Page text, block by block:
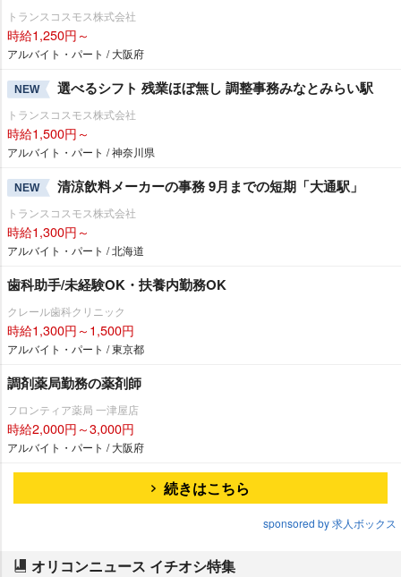
トランスコスモス株式会社
時給1,250円～
アルバイト・パート / 大阪府
NEW 選べるシフト 残業ほぼ無し 調整事務みなとみらい駅
トランスコスモス株式会社
時給1,500円～
アルバイト・パート / 神奈川県
NEW 清涼飲料メーカーの事務 9月までの短期「大通駅」
トランスコスモス株式会社
時給1,300円～
アルバイト・パート / 北海道
歯科助手/未経験OK・扶養内勤務OK
クレール歯科クリニック
時給1,300円～1,500円
アルバイト・パート / 東京都
調剤薬局勤務の薬剤師
フロンティア薬局 一津屋店
時給2,000円～3,000円
アルバイト・パート / 大阪府
続きはこちら
sponsored by 求人ボックス
オリコンニュース イチオシ特集